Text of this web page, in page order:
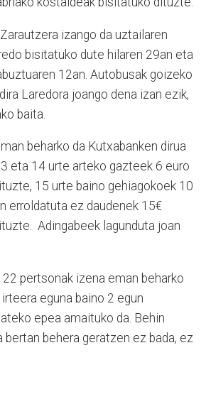
izango da uztailaren
bisitatuko dute hilaren 29an eta
12an. Autobusak goizeko
Laredora joango dena izan ezik,
baita.
beharko da Kutxabanken dirua
eta 14 urte arteko gazteek 6 euro
15 urte baino gehiagokoek 10
erroldatuta ez daudenek 15€
Adingabeek lagunduta joan
pertsonak izena eman beharko
eguna baino 2 egun
epea amaituko da. Behin
bertan behera geratzen ez bada, ez